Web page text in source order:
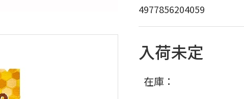
4977856204059
入荷未定
在庫：